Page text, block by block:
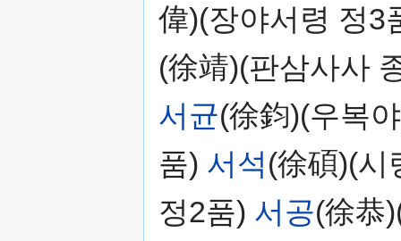
偉)(장야서령 정3
(徐靖)(판삼사사
서균(徐鈞)(우복
품) 서석(徐碩)(시
정2품) 서공(徐恭